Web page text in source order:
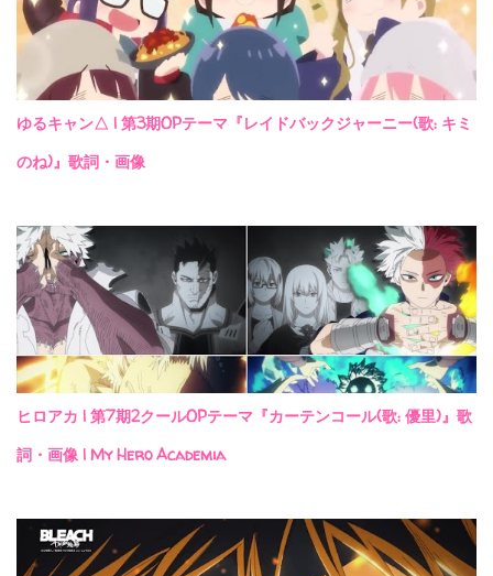
ゆるキャン△ | 第3期OPテーマ『レイドバックジャーニー(歌: キミ
のね)』歌詞・画像
ヒロアカ | 第7期2クールOPテーマ『カーテンコール(歌: 優里)』歌
詞・画像 | My Hero Academia